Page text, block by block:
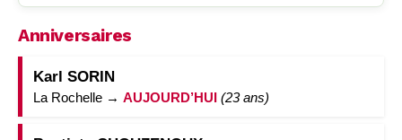
Anniversaires
Karl SORIN
La Rochelle → AUJOURD’HUI (23 ans)